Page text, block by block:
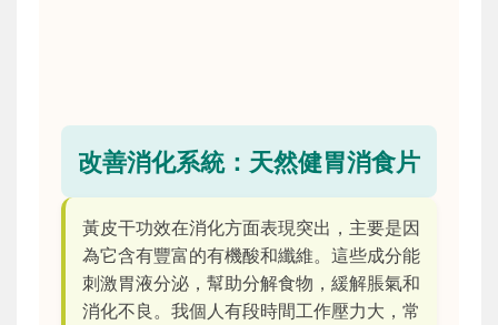
改善消化系統：天然健胃消食片
黃皮干功效在消化方面表現突出，主要是因
為它含有豐富的有機酸和纖維。這些成分能
刺激胃液分泌，幫助分解食物，緩解脹氣和
消化不良。我個人有段時間工作壓力大，常